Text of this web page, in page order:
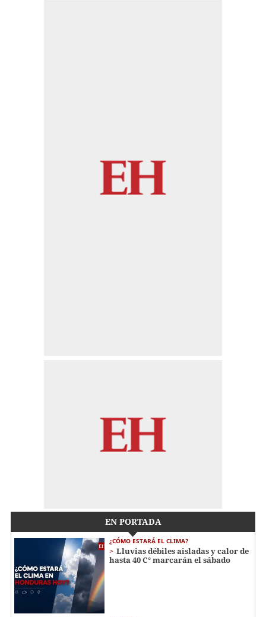
EN PORTADA
¿CÓMO ESTARÁ EL CLIMA?
Lluvias débiles aisladas y calor de
hasta 40 C° marcarán el sábado